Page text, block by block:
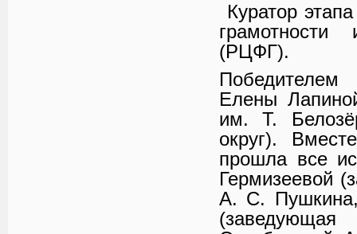
Куратор
грамотности
(РЦФГ).
Победителем
Елены
им. Т.
округ).
прошла все
Гермизеевой
А. С.